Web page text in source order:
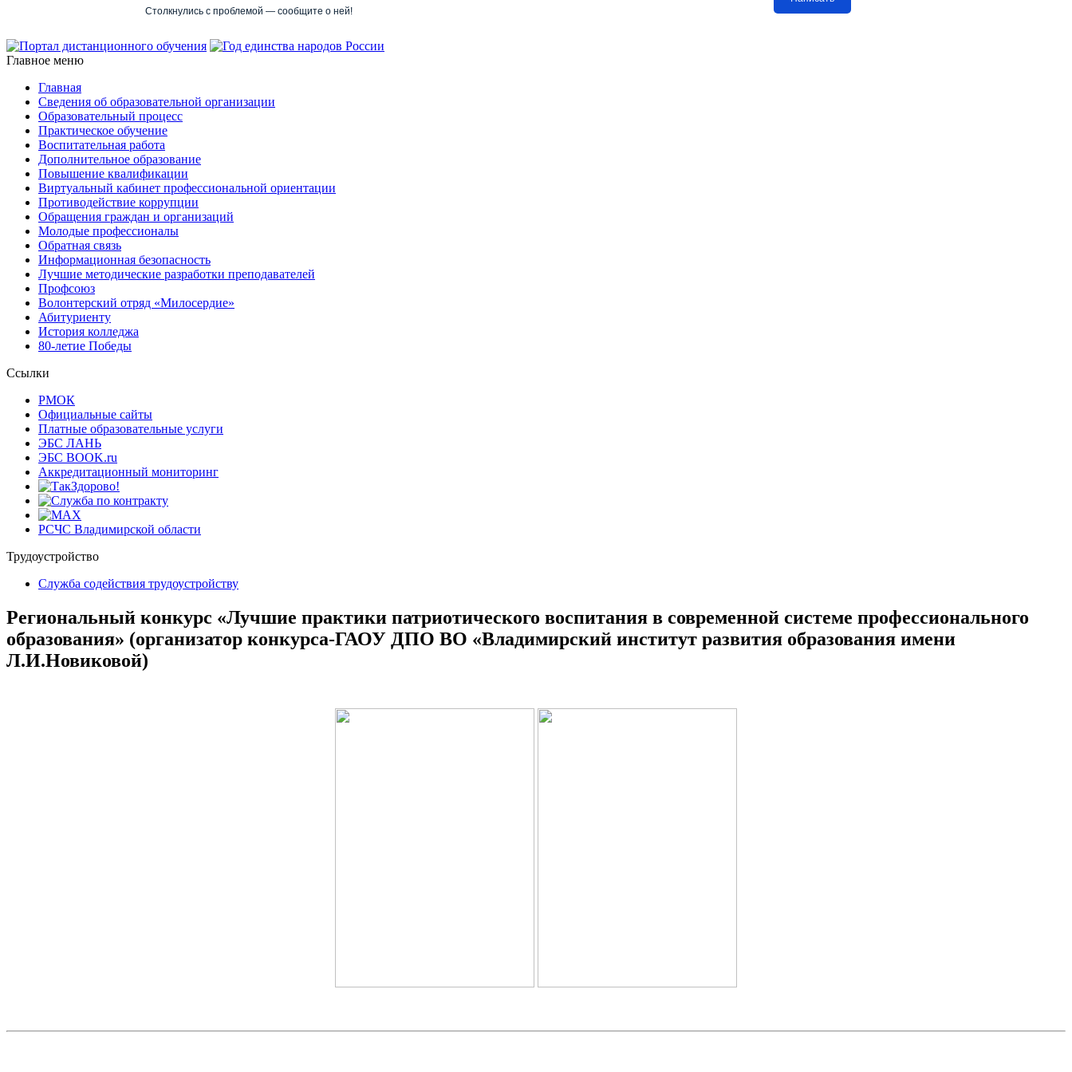
Столкнулись с проблемой — сообщите о ней!
Главное меню
Главная
Сведения об образовательной организации
Образовательный процесс
Практическое обучение
Воспитательная работа
Дополнительное образование
Повышение квалификации
Виртуальный кабинет профессиональной ориентации
Противодействие коррупции
Обращения граждан и организаций
Молодые профессионалы
Обратная связь
Информационная безопасность
Лучшие методические разработки преподавателей
Профсоюз
Волонтерский отряд «Милосердие»
Абитуриенту
История колледжа
80-летие Победы
Ссылки
РМОК
Официальные сайты
Платные образовательные услуги
ЭБС ЛАНЬ
ЭБС BOOK.ru
Аккредитационный мониторинг
РСЧС Владимирской области
Трудоустройство
Cлужба содействия трудоустройству
Региональный конкурс «Лучшие практики патриотического воспитания в современной системе профессионального
образования» (организатор конкурса-ГАОУ ДПО ВО «Владимирский институт развития образования имени
Л.И.Новиковой)